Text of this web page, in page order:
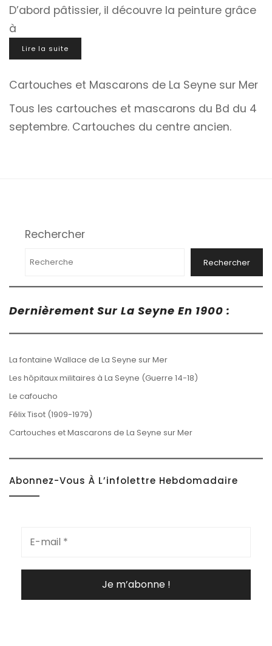
D’abord pâtissier, il découvre la peinture grâce
à
Lire la suite
Cartouches et Mascarons de La Seyne sur Mer
Tous les cartouches et mascarons du Bd du 4
septembre. Cartouches du centre ancien.
Rechercher
Rechercher
Dernièrement Sur La Seyne En 1900 :
La fontaine Wallace de La Seyne sur Mer
Les hôpitaux militaires à La Seyne (Guerre 14-18)
Le cafoucho
Félix Tisot (1909-1979)
Cartouches et Mascarons de La Seyne sur Mer
Abonnez-Vous À L’infolettre Hebdomadaire